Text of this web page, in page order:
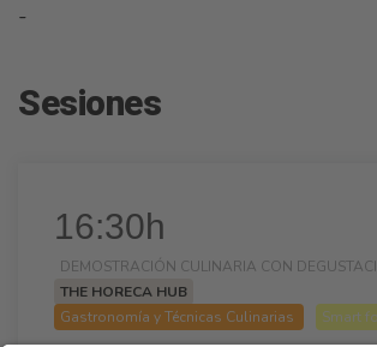
-
Sesiones
16:30h
DEMOSTRACIÓN CULINARIA CON
THE HORECA HUB
Gastronomía y Técnicas Culinarias
Smart